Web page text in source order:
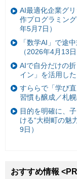
AI最適化企業グ
作プログラミン
年5月7日）
「数学AI」で途
（2026年4月13日
AIで自分だけの
イン」を活用し
すららで「学び
習慣も醸成／札
目的を明確に、
ける“大樹町の魅
9日）
おすすめ情報